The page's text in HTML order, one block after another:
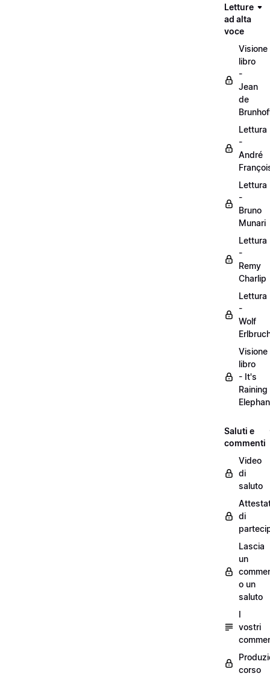
Letture
ad alta
voce
Visione
libro
-
Jean
de
Lettura
-
André
Lettura
-
Bruno
Munari
Lettura
-
Remy
Charlip
Lettura
-
Wolf
Visione
libro
- It's
Raining
Saluti e
commenti
Video
di
saluto
di
Lascia
un
o un
saluto
I
vostri
corso